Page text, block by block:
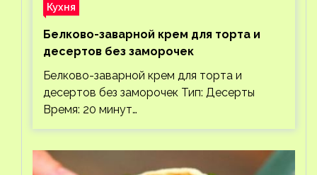
Кухня
Белково-заварной крем для торта и
десертов без заморочек
Белково-заварной крем для торта и
десертов без заморочек Тип: Десерты
Время: 20 минут…